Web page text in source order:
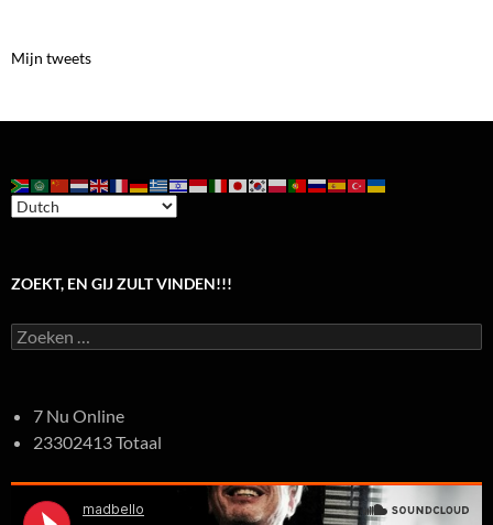
Mijn tweets
ZOEKT, EN GIJ ZULT VINDEN!!!
Zoeken
naar:
7 Nu Online
23302413 Totaal